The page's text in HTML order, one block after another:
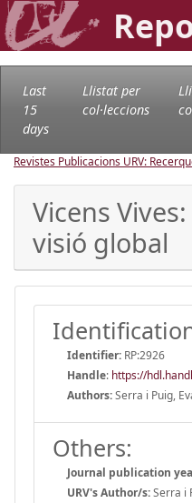
Last
15
days
Llistat per
col·leccions
Revistes Publicacions URV:
Vicens
visió global
Identifier: RP:2926
Handle: https://
Authors:Serra i Puig,
Others:
Journal publication
URV's Author/s:Serra i